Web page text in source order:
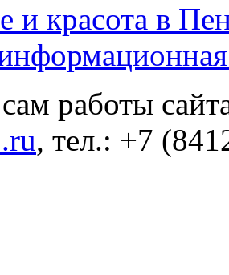
и красота в
работы
, тел.: +7